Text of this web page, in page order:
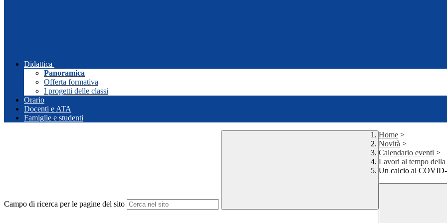
Didattica
Panoramica
Offerta formativa
I progetti delle classi
Orario
Docenti e ATA
Famiglie e studenti
Campo di ricerca per le pagine del sito
Home >
Novità >
Calendario eventi >
Lavori al tempo
Un calcio al